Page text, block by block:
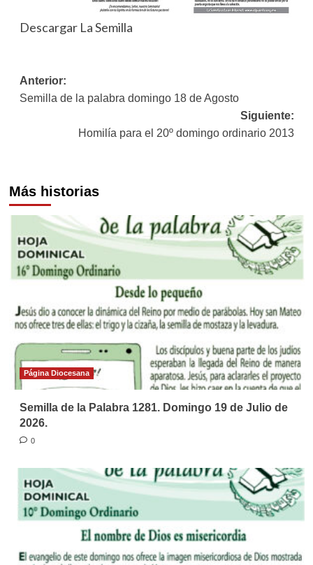
Descargar La Semilla
Navegación
de
entradas
Anterior:
Semilla de la palabra domingo 18 de Agosto
Siguiente:
Homilía para el 20º domingo ordinario 2013
Más historias
Página Diocesana
Semilla de la Palabra 1281. Domingo 19 de Julio de
2026.
0